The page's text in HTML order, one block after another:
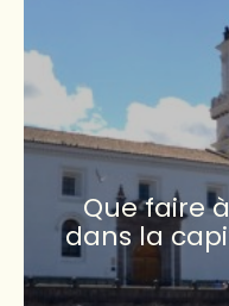
Que faire
dans la